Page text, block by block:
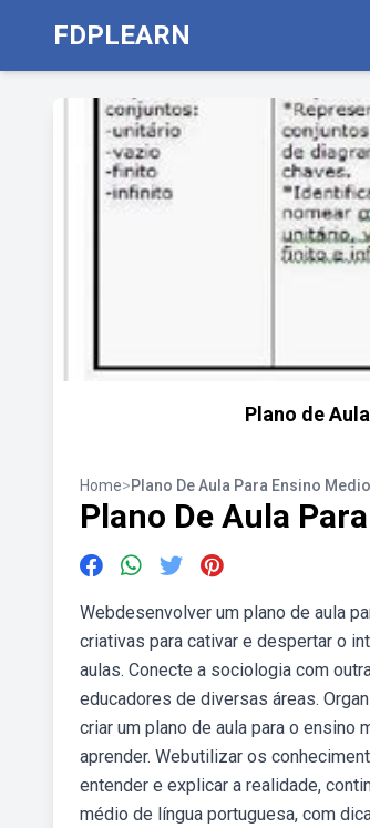
FDPLEARN
Plano de
Home>Plano De Aula Para Ensino Medio
Plano De Aula
Webdesenvolver um plano de aula
criativas para cativar e despertar o
aulas. Conecte a sociologia com
educadores de diversas áreas.
criar um plano de aula para o
aprender. Webutilizar os
entender e explicar a realidade,
médio de língua portuguesa, com